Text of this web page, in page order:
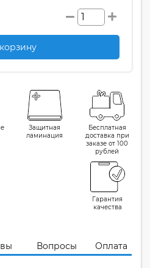
Защитная
ламинация
Бесплатная
доставка при
заказе от 100
рублей
Гарантия
качества
Вопросы Оплата